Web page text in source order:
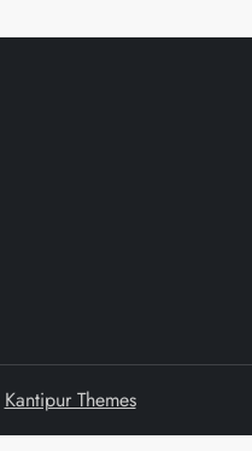
Kantipur Themes